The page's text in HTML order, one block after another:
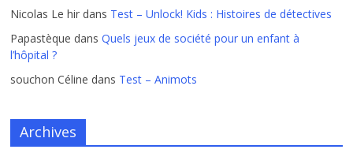
Nicolas Le hir dans Test – Unlock! Kids : Histoires de détectives
Papastèque dansQuels jeux de société pour un enfant à
l’hôpital ?
souchon Céline dans Test – Animots
Archives